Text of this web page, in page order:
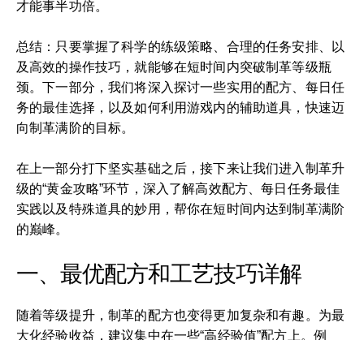
才能事半功倍。
总结：只要掌握了科学的练级策略、合理的任务安排、以
及高效的操作技巧，就能够在短时间内突破制革等级瓶
颈。下一部分，我们将深入探讨一些实用的配方、每日任
务的最佳选择，以及如何利用游戏内的辅助道具，快速迈
向制革满阶的目标。
在上一部分打下坚实基础之后，接下来让我们进入制革升
级的“黄金攻略”环节，深入了解高效配方、每日任务最佳
实践以及特殊道具的妙用，帮你在短时间内达到制革满阶
的巅峰。
一、最优配方和工艺技巧详解
随着等级提升，制革的配方也变得更加复杂和有趣。为最
大化经验收益，建议集中在一些“高经验值”配方上。例